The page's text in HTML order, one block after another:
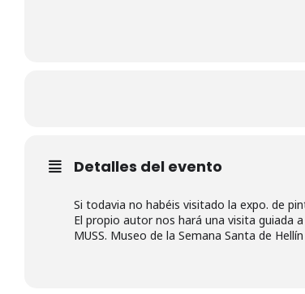
Detalles del evento
Si todavia no habéis visitado la expo. de
El propio autor nos hará una visita guiada
MUSS. Museo de la Semana Santa de Hellín